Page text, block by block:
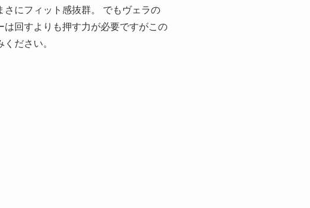
にフィット感抜群。 でもヴェラの
は回すよりも押す力が必要ですがこの
ださい。